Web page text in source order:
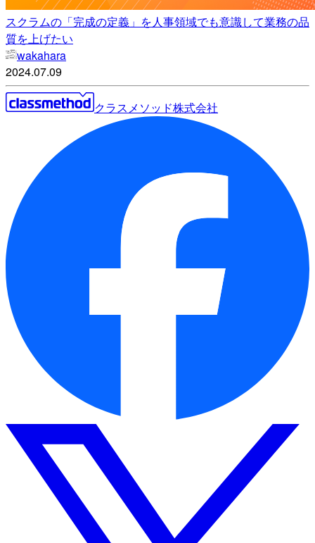
スクラムの「完成の定義」を人事領域でも意識して業務の品
質を上げたい
wakahara
2024.07.09
クラスメソッド株式会社